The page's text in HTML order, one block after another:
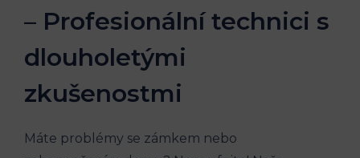
– Profesionální technici s
dlouholetými
zkušenostmi
Máte problémy se zámkem nebo